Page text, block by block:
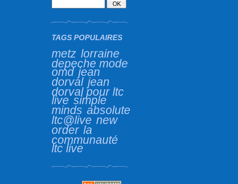
TAGS POPULAIRES
metz lorraine
depeche mode
omd jean
dorval jean
dorval pour ltc
live simple
minds absolute
ltc@live new
order la
communauté
ltc live